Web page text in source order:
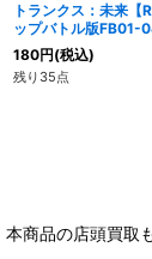
トランクス：未来【
ップバトル版FB01-
180円(税込)
残り35点
本商品の店頭買取